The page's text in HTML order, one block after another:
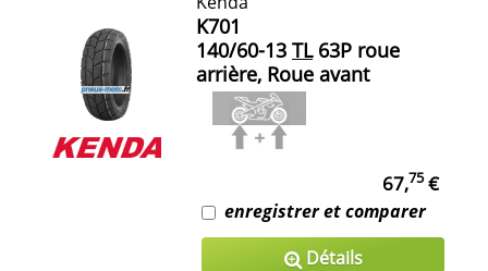
K701
140/60-13 TL63P roue
arrière, Roue avant
67,75€
enregistrer et comparer
Détails